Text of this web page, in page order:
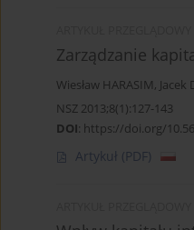
Zarządzanie
Wiesław HARASIM, Jacek
NSZ 2013;8(1):127-143
DOI: https://doi.org/
Artykuł (PDF)